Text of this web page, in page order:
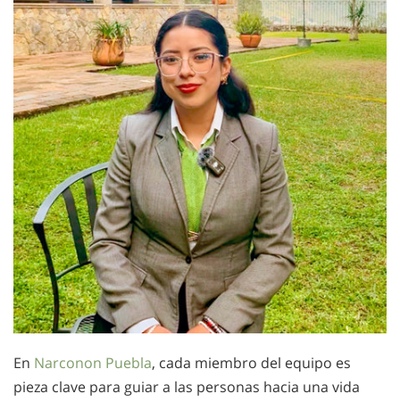
En Narconon Puebla, cada miembro del equipo es
pieza clave para guiar a las personas hacia una vida